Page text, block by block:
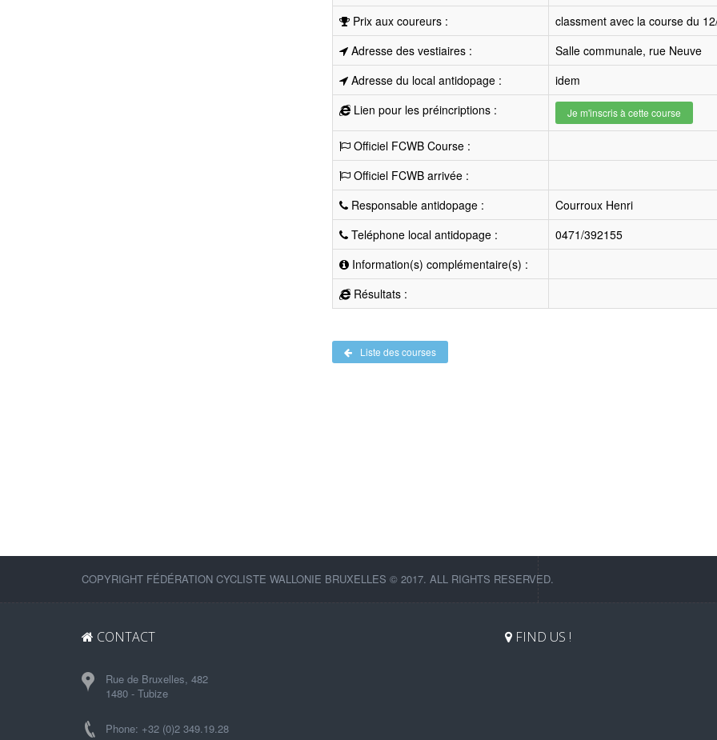
Prix aux coureurs :
classment avec la course du
Adresse des vestiaires :
Salle communale, rue Neuve
Adresse du local antidopage :
idem
Lien pour les préincriptions :
Je m'inscris à cette course
Officiel FCWB Course :
Officiel FCWB arrivée :
Responsable antidopage :
Courroux Henri
Teléphone local antidopage :
0471/392155
Information(s) complémentaire(s) :
Résultats :
Liste des courses
COPYRIGHT FÉDÉRATION CYCLISTE WALLONIE BRUXELLES © 2017. ALL RIGHTS RESERVED.
CONTACT
Rue de Bruxelles, 482
1480 - Tubize
Phone: +32 (0)2 349.19.28
FIND US !